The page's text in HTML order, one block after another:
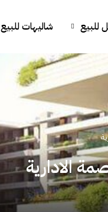
للبيع شاليهات للبيع